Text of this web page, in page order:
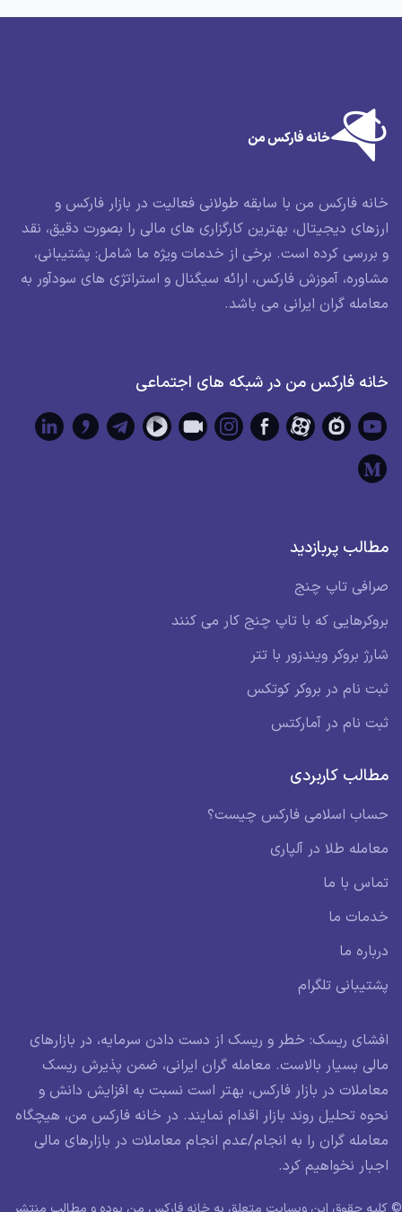
خانه فارکس من با سابقه طولانی فعالیت در بازار فارکس و
ارزهای دیجیتال، بهترین کارگزاری های مالی را بصورت دقیق، نقد
و بررسی کرده است. برخی از خدمات ویژه ما شامل: پشتیبانی،
مشاوره، آموزش فارکس، ارائه سیگنال و استراتژی های سودآور به
معامله گران ایرانی می باشد.
خانه فارکس من در شبکه های اجتماعی
مطالب پربازدید
صرافی تاپ چنج
بروکرهایی که با تاپ چنج کار می کنند
شارژ بروکر ویندزور با تتر
ثبت نام در بروکر کوتکس
ثبت نام در آمارکتس
مطالب کاربردی
حساب اسلامی فارکس چیست؟
معامله طلا در آلپاری
تماس با ما
خدمات ما
درباره ما
پشتیبانی تلگرام
افشای ریسک: خطر و ریسک از دست دادن سرمایه، در بازارهای
مالی بسیار بالاست. معامله گران ایرانی، ضمن پذیرش ریسک
معاملات در بازار فارکس، بهتر است نسبت به افزایش دانش و
نحوه تحلیل روند بازار اقدام نمایند. در خانه فارکس من، هیچگاه
معامله گران را به انجام/عدم انجام معاملات در بازارهای مالی
اجبار نخواهیم کرد.